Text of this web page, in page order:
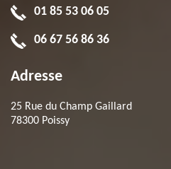
01 85 53 06 05
06 67 56 86 36
Adresse
25 Rue du Champ Gaillard
78300 Poissy